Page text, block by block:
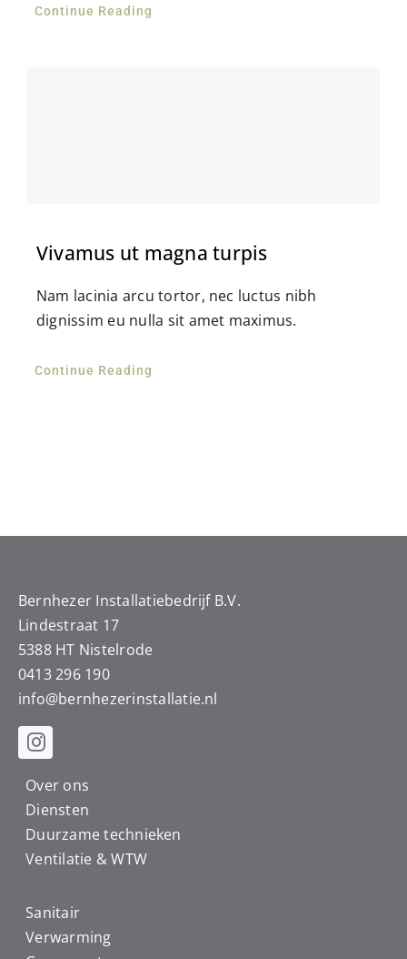
Continue Reading
Vivamus ut magna turpis
Nam lacinia arcu tortor, nec luctus nibh
dignissim eu nulla sit amet maximus.
Continue Reading
Bernhezer Installatiebedrijf B.V.
Lindestraat 17
5388 HT Nistelrode
0413 296 190
info@bernhezerinstallatie.nl
Over ons
Diensten
Duurzame technieken
Ventilatie & WTW
Sanitair
Verwarming